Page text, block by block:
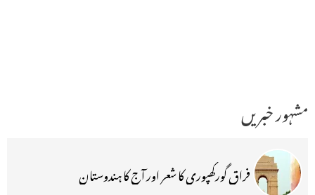
مشہور خبریں
فراق گورکھپوری کا شعر اور آج کا ہندوستان